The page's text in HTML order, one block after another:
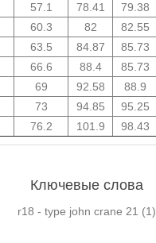
57.1 78.41 79.38
60.3 82 82.55
63.5 84.87 85.73
66.6 88.4 85.73
69 92.58 88.9
73 94.85 95.25
76.2 101.9 98.43
Ключевые слова
r18 - type john crane 21 (1)